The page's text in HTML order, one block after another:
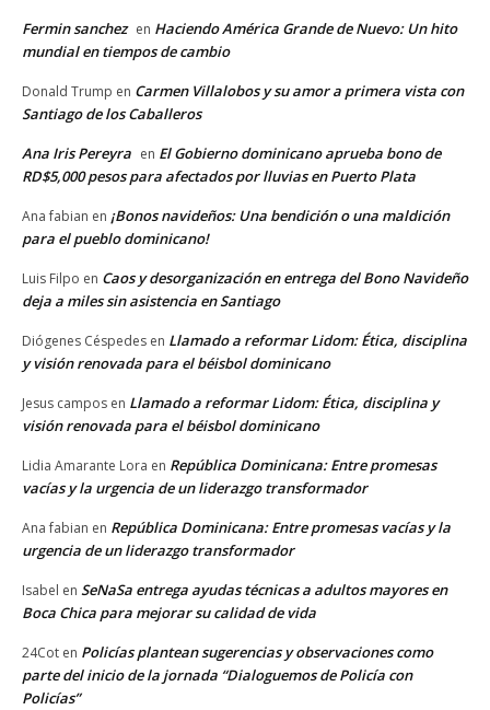
Fermin sanchez en Haciendo América Grande de Nuevo: Un hito
mundial en tiempos de cambio
Donald Trump en Carmen Villalobos y su amor a primera vista con
Santiago de los Caballeros
Ana Iris Pereyra en El Gobierno dominicano aprueba bono de
RD$5,000 pesos para afectados por lluvias en Puerto Plata
Ana fabian en ¡Bonos navideños: Una bendición o una maldición
para el pueblo dominicano!
Luis Filpo en Caos y desorganización en entrega del Bono Navideño
deja a miles sin asistencia en Santiago
Diógenes Céspedes en Llamado a reformar Lidom: Ética, disciplina
y visión renovada para el béisbol dominicano
Jesus campos en Llamado a reformar Lidom: Ética, disciplina y
visión renovada para el béisbol dominicano
Lidia Amarante Lora en República Dominicana: Entre promesas
vacías y la urgencia de un liderazgo transformador
Ana fabian en República Dominicana: Entre promesas vacías y la
urgencia de un liderazgo transformador
Isabel en SeNaSa entrega ayudas técnicas a adultos mayores en
Boca Chica para mejorar su calidad de vida
24Cot en Policías plantean sugerencias y observaciones como
parte del inicio de la jornada “Dialoguemos de Policía con
Policías”